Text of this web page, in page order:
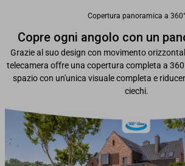
Copertura panoramica a 360°
Copre ogni angolo con un
Grazie al suo design con movimento
telecamera offre una copertura completa a
spazio con un'unica visuale completa e
ciechi.